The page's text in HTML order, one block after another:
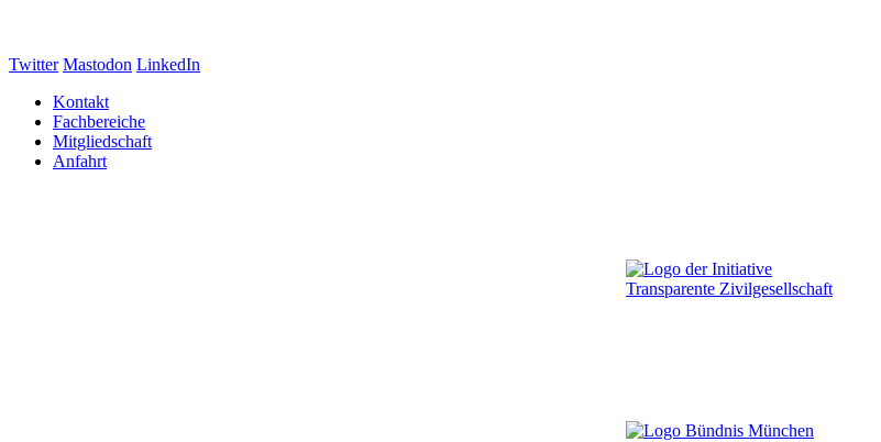
Twitter Mastodon LinkedIn
Kontakt
Fachbereiche
Mitgliedschaft
Anfahrt